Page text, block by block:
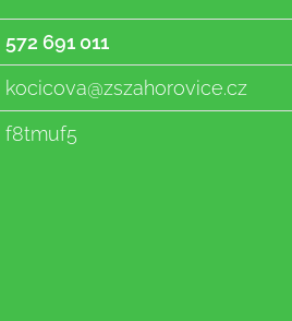
572 691 011
kocicova@zszahorovice.cz
f8tmuf5